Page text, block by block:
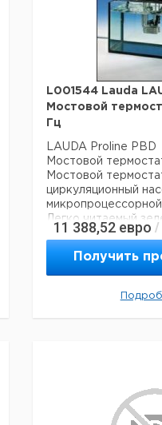
L001544 Lauda
Мостовой
Гц
LAUDA Proline PBD
Мостовой
Мостовой
циркуляционный
Легко читаемый
светодиодный
отображения
Удобное
Простое
клавиш.
Система EasyUse
непрерывного
регулированием
внешнего
11 388,52 евро /
Получить